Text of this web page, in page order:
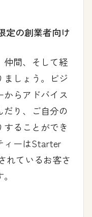
の創業者向け
仲間、そして経
しょう。ビジ
からアドバイス
だり、ご自分の
ることができ
ィーはStarter
れているお客さ